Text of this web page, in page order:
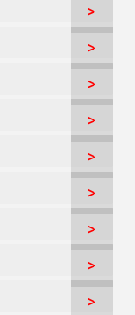
>
>
>
>
>
>
>
>
>